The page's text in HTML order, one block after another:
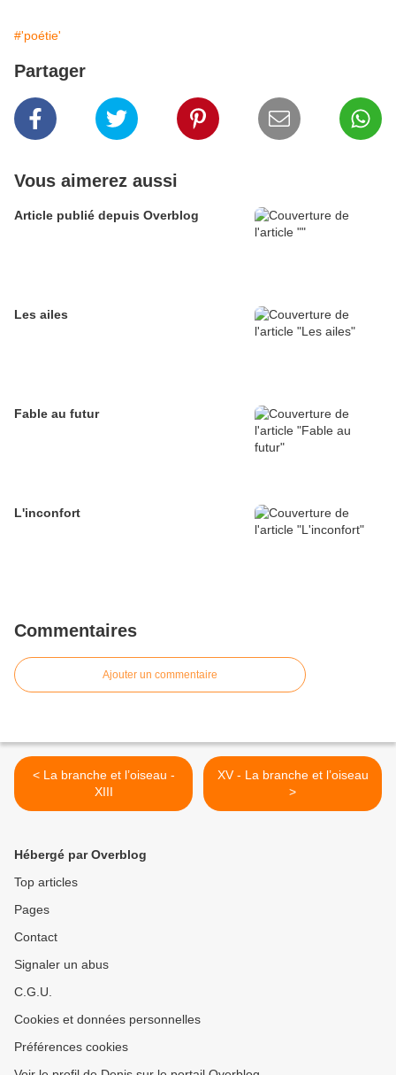
#'poétie'
Partager
Vous aimerez aussi
Article publié depuis Overblog
Les ailes
Fable au futur
L'inconfort
Commentaires
Ajouter un commentaire
< La branche et l’oiseau -
XIII
XV - La branche et l’oiseau
>
Hébergé par Overblog
Top articles
Pages
Contact
Signaler un abus
C.G.U.
Cookies et données personnelles
Préférences cookies